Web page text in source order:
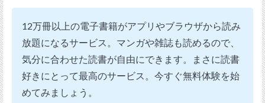
12万冊以上の電子書籍がアプリやブラウザから読み
放題になるサービス。マンガや雑誌も読めるので、
気分に合わせた読書が自由にできます。まさに読書
好きにとって最高のサービス。今すぐ無料体験を始
めてみましょう。